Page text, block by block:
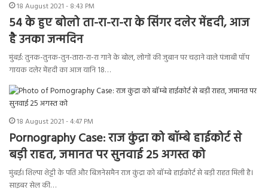
18 August 2021 - 8:43 PM
54 के हुए बोलो ता-रा-रा-रा के सिंगर दलेर मेंहदी, आज
है उनका जन्मदिन
मुंबई: तुनक-तुनक-तुन-तारा-रा-रा गाने के बोल, लोगों की जुबान पर चढ़ाने वाले पंजाबी पॉप
गायक दलेर मेंहदी का आज यानि 18…
18 August 2021 - 4:47 PM
Pornography Case: राज कुंद्रा को बॉम्बे हाईकोर्ट से
बड़ी राहत, जमानत पर सुनवाई 25 अगस्त को
मुंबई। शिल्पा शेट्टी के पति और बिजनेसमैन राज कुंद्रा को बॉम्बे हाईकोर्ट से बड़ी राहत मिली है।
साइबर सेल की…